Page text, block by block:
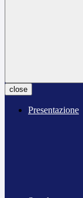
close
Presentazione